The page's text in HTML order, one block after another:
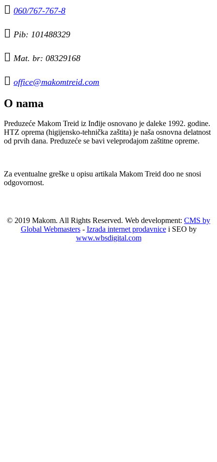
 060/767-767-8
 Pib: 101488329
 Mat. br: 08329168
 office@makomtreid.com
O nama
Preduzeće Makom Treid iz Inđije osnovano je daleke 1992. godine.
HTZ oprema (higijensko-tehnička zaštita) je naša osnovna delatnost
od prvih dana. Preduzeće se bavi veleprodajom zaštitne opreme.
Za eventualne greške u opisu artikala Makom Treid doo ne snosi
odgovornost.
© 2019 Makom. All Rights Reserved. Web development: CMS by
Global Webmasters- Izrada internet prodavnicei SEO by
www.wbsdigital.com